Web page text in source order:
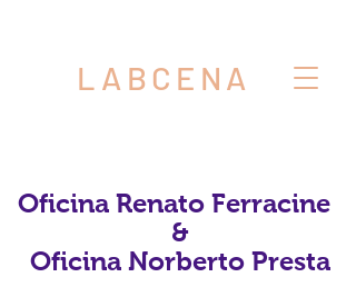
LABCENA
Oficina Renato Ferracine
&
Oficina Norberto Presta